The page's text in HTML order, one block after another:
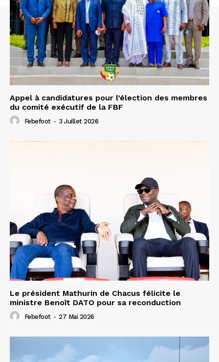
Appel à candidatures pour l’élection des membres
du comité exécutif de la FBF
Febefoot - 3 Juillet 2026
Le président Mathurin de Chacus félicite le
ministre Benoît DATO pour sa reconduction
Febefoot - 27 Mai 2026